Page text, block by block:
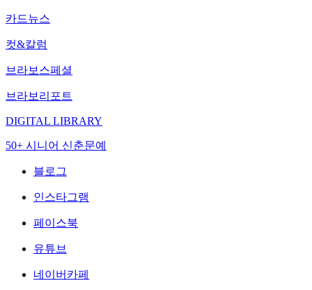
카드뉴스
컷&칼럼
브라보스페셜
브라보리포트
DIGITAL LIBRARY
50+ 시니어 신춘문예
블로그
인스타그램
페이스북
유튜브
네이버카페